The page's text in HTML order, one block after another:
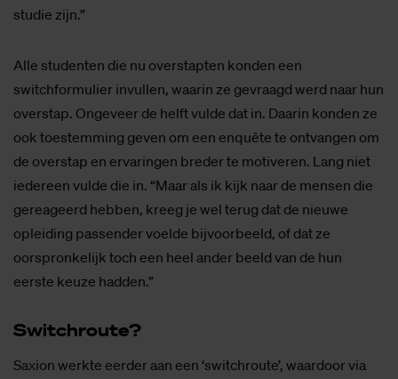
studie zijn.”
Alle studenten die nu overstapten konden een
switchformulier invullen, waarin ze gevraagd werd naar hun
overstap. Ongeveer de helft vulde dat in. Daarin konden ze
ook toestemming geven om een enquête te ontvangen om
de overstap en ervaringen breder te motiveren. Lang niet
iedereen vulde die in. “Maar als ik kijk naar de mensen die
gereageerd hebben, kreeg je wel terug dat de nieuwe
opleiding passender voelde bijvoorbeeld, of dat ze
oorspronkelijk toch een heel ander beeld van de hun
eerste keuze hadden.”
Switch­rou­te?
Saxion werkte eerder aan een ‘switchroute’, waardoor via